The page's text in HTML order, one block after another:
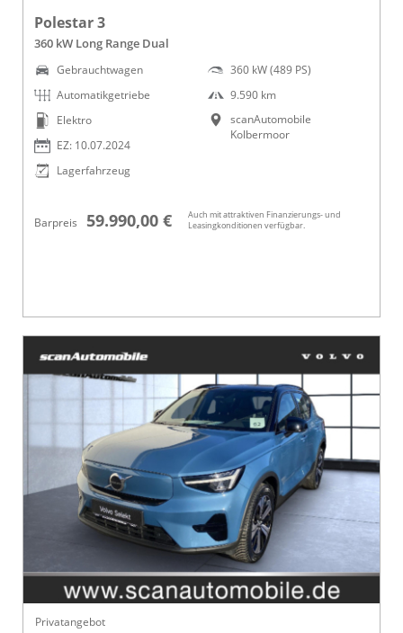
Polestar 3
360 kW Long Range Dual
Gebrauchtwagen
Automatikgetriebe
Elektro
EZ: 10.07.2024
Lagerfahrzeug
360 kW (489 PS)
9.590 km
scanAutomobile
Kolbermoor
Barpreis 59.990,00 €
Auch mit attraktiven Finanzierungs- und
Leasingkonditionen verfügbar.
Privatangebot